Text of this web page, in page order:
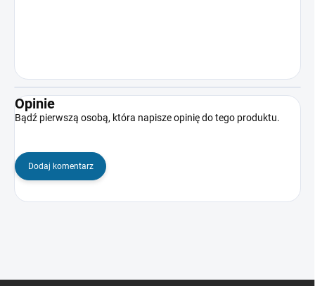
Opinie
Bądź pierwszą osobą, która napisze opinię do tego produktu.
Dodaj komentarz